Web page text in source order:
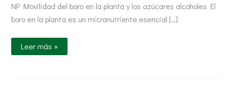
NP Movilidad del boro en la planta y los azúcares alcoholes El
boro en la planta es un micronutriente esencial […]
Leer más »